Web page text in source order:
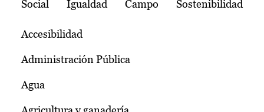
Social Igualdad Campo Sostenibilidad
Accesibilidad
Administración Pública
Agua